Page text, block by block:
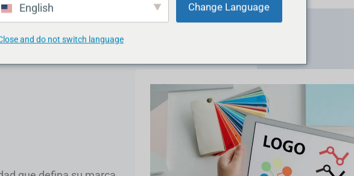
English Change Language
and do not switch language